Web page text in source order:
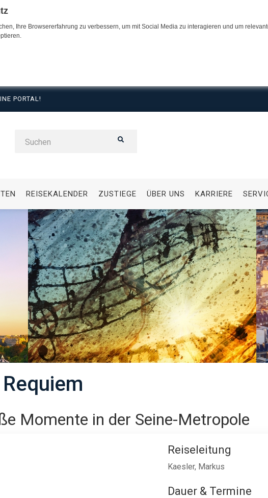
Ihre Browsererfahrung zu verbessern, um mit Social Media zu interagieren und um
PORTAL!
REISEKALENDER ZUSTIEGE ÜBER UNS KARRIERE
Momente in der Seine-Metropole
Reiseleitung
Kaesler, Markus
Dauer & Termine